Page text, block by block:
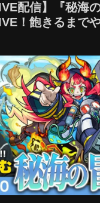
配信】『秘海
！飽きるまで